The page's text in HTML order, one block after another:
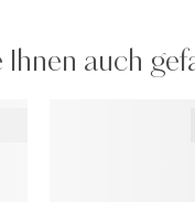
auch